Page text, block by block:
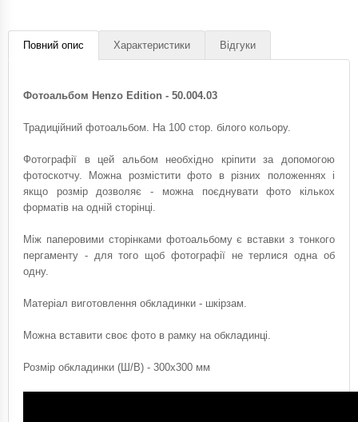
Повний опис Характеристики Відгуки
Фотоальбом Henzo Edition - 50.004.03
Традиційний фотоальбом. На 100 стор. білого кольору.
Фотографії в цей альбом необхідно кріпити за допомогою
фотоскотчу. Можна розмістити фото в різних положеннях і
якщо розмір дозволяє - можна поєднувати фото кількох
форматів на одній сторінці.
Між паперовими сторінками фотоальбому є вставки з тонкого
пергаменту - для того щоб фотографії не терлися одна об
одну.
Матеріал виготовлення обкладинки - шкірзам.
Можна вставити своє фото в рамку на обкладинці.
Розмір обкладинки (Ш/В) - 300х300 мм